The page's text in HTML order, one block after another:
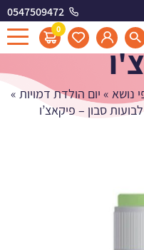
0547509472
0
סבון -
נושא » יום הולדת דמויות »
סבון – פיקאצ’ו